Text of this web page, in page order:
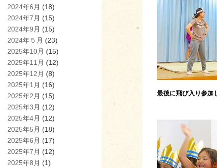
2024年6月 (18)
2024年7月 (15)
2024年9月 (15)
2024年５月 (23)
2025年10月 (15)
2025年11月 (12)
2025年12月 (8)
2025年1月 (16)
2025年2月 (15)
2025年3月 (12)
2025年4月 (12)
2025年5月 (18)
2025年6月 (17)
2025年7月 (12)
2025年8月 (1)
最後に飛び入り参加